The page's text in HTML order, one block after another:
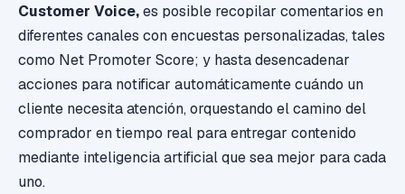
Customer Voice,es posible recopilar comentarios en
diferentes canales con encuestas personalizadas, tales
como Net Promoter Score; y hasta desencadenar
acciones para notificar automáticamente cuándo un
cliente necesita atención, orquestando el camino del
comprador en tiempo real para entregar contenido
mediante inteligencia artificial que sea mejor para cada
uno.